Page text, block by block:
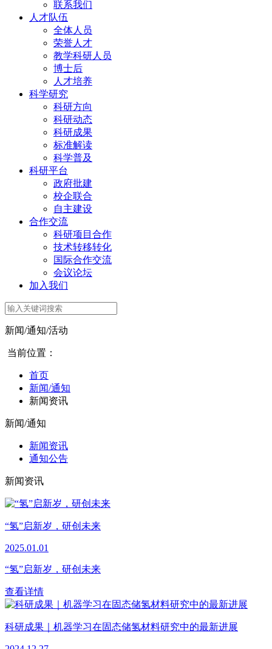
联系我们
人才队伍
全体人员
荣誉人才
教学科研人员
博士后
人才培养
科学研究
科研方向
科研动态
科研成果
标准解读
科学普及
科研平台
政府批建
校企联合
自主建设
合作交流
科研项目合作
技术转移转化
国际合作交流
会议论坛
加入我们
新闻/通知/活动
当前位置：
首页
新闻/通知
新闻资讯
新闻/通知
新闻资讯
通知公告
新闻资讯
“氢”启新岁，研创未来
2025.01.01
“氢”启新岁，研创未来
查看详情
科研成果｜机器学习在固态储氢材料研究中的最新进展